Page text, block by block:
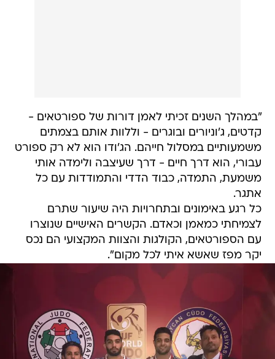
משמעותיים במסלול חייהם. הג'ודו הוא לא רק ספורט
עבורי, הוא דרך חיים - דרך שעיצבה ולימדה אותי
משמעת, התמדה, כבוד הדדי והתמודדות עם כל
אתגר.
כל רגע באימונים ובתחרויות היה שיעור שתרם
לצמיחתי כמאמן וכאדם. הקשרים האישיים שנוצרו
עם הספורטאים, הקולגות והצוות המקצועי הם נכס
יקר מפז שאשא איתי לכל מקום".